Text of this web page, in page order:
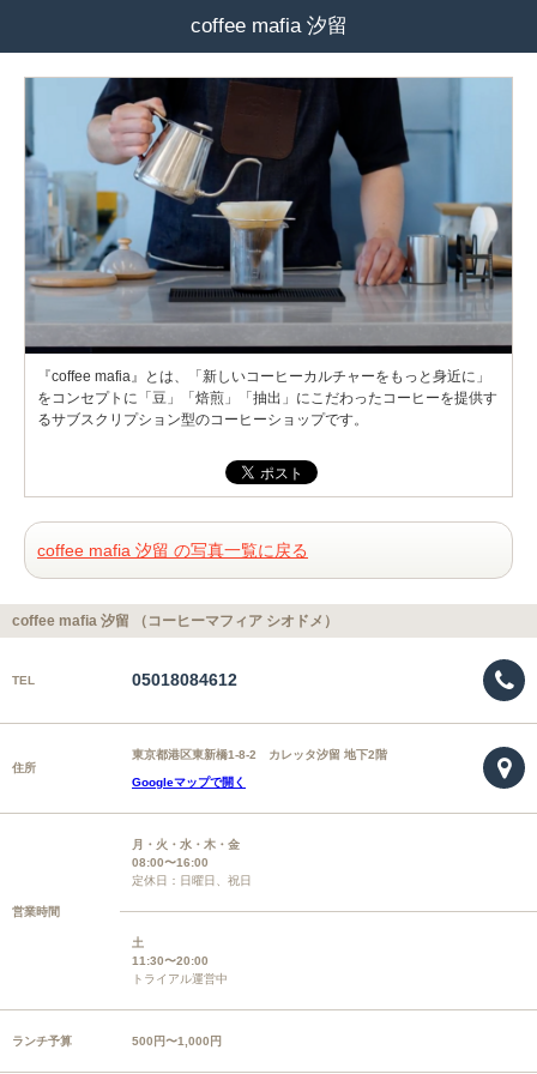
coffee mafia 汐留
『coffee mafia』とは、「新しいコーヒーカルチャーをもっと身近に」
をコンセプトに「豆」「焙煎」「抽出」にこだわったコーヒーを提供す
るサブスクリプション型のコーヒーショップです。
coffee mafia 汐留 の写真一覧に戻る
coffee mafia 汐留 （コーヒーマフィア シオドメ）
TEL 05018084612
住所
東京都港区東新橋1-8-2 カレッタ汐留 地下2階
Googleマップで開く
営業時間
月・火・水・木・金
08:00〜16:00
定休日：日曜日、祝日
土
11:30〜20:00
トライアル運営中
ランチ予算 500円〜1,000円